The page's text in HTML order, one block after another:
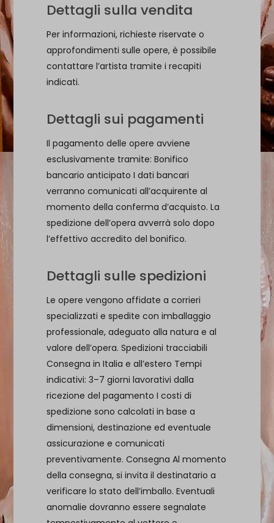
Dettagli sulla vendita
Per informazioni, richieste riservate o
approfondimenti sulle opere, è possibile
contattare l’artista tramite i recapiti
indicati.
Dettagli sui pagamenti
Il pagamento delle opere avviene
esclusivamente tramite: Bonifico
bancario anticipato I dati bancari
verranno comunicati all’acquirente al
momento della conferma d’acquisto. La
spedizione dell’opera avverrà solo dopo
l’effettivo accredito del bonifico.
Dettagli sulle spedizioni
Le opere vengono affidate a corrieri
specializzati e spedite con imballaggio
professionale, adeguato alla natura e al
valore dell’opera. Spedizioni tracciabili
Consegna in Italia e all’estero Tempi
indicativi: 3–7 giorni lavorativi dalla
ricezione del pagamento I costi di
spedizione sono calcolati in base a
dimensioni, destinazione ed eventuale
assicurazione e comunicati
preventivamente. Consegna Al momento
della consegna, si invita il destinatario a
verificare lo stato dell’imballo. Eventuali
anomalie dovranno essere segnalate